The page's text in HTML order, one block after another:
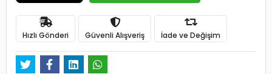
Hızlı Gönderi Güvenli Alışveriş İade ve Değişim